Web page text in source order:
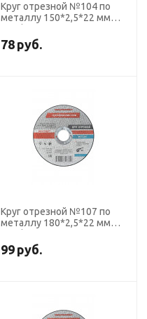
Круг отрезной №104 по
металлу 150*2,5*22 мм
тип 41
78 руб.
Круг отрезной №107 по
металлу 180*2,5*22 мм
тип 41
99 руб.